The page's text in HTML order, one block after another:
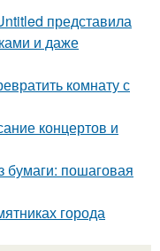
представила
и даже
комнату с
концертов и
бумаги: пошаговая
города